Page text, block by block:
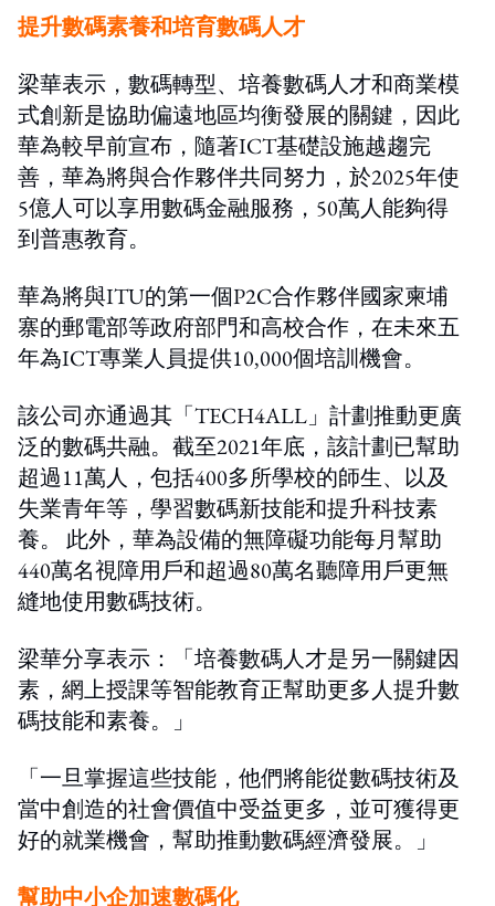
提升數碼素養和培育數碼人才
梁華表示，數碼轉型、培養數碼人才和商業模
式創新是協助偏遠地區均衡發展的關鍵，因此
華為較早前宣布，隨著ICT基礎設施越趨完
善，華為將與合作夥伴共同努力，於2025年使
5億人可以享用數碼金融服務，50萬人能夠得
到普惠教育。
華為將與ITU的第一個P2C合作夥伴國家柬埔
寨的郵電部等政府部門和高校合作，在未來五
年為ICT專業人員提供10,000個培訓機會。
該公司亦通過其「TECH4ALL」計劃推動更廣
泛的數碼共融。截至2021年底，該計劃已幫助
超過11萬人，包括400多所學校的師生、以及
失業青年等，學習數碼新技能和提升科技素
養。 此外，華為設備的無障礙功能每月幫助
440萬名視障用戶和超過80萬名聽障用戶更無
縫地使用數碼技術。
梁華分享表示：「培養數碼人才是另一關鍵因
素，網上授課等智能教育正幫助更多人提升數
碼技能和素養。」
「一旦掌握這些技能，他們將能從數碼技術及
當中創造的社會價值中受益更多，並可獲得更
好的就業機會，幫助推動數碼經濟發展。」
幫助中小企加速數碼化